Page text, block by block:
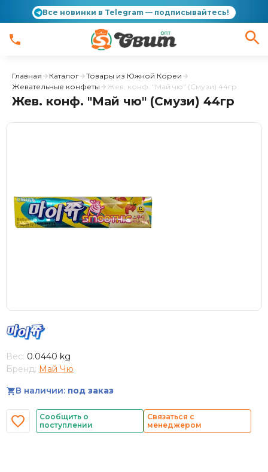
Все новинки в Telegram — подписывайтесь!
Главная Каталог
Товары из Южной Кореи
Жевательные конфеты
Жев. конф. "Май чю" (Смузи) 44гр
Жев. конф. "Май чю" (Смузи) 44гр
Вес: 0.0440 kg
Бренд: Май Чю
В наличии: под заказ
Сообщить о
поступлении
Связаться с
менеджером